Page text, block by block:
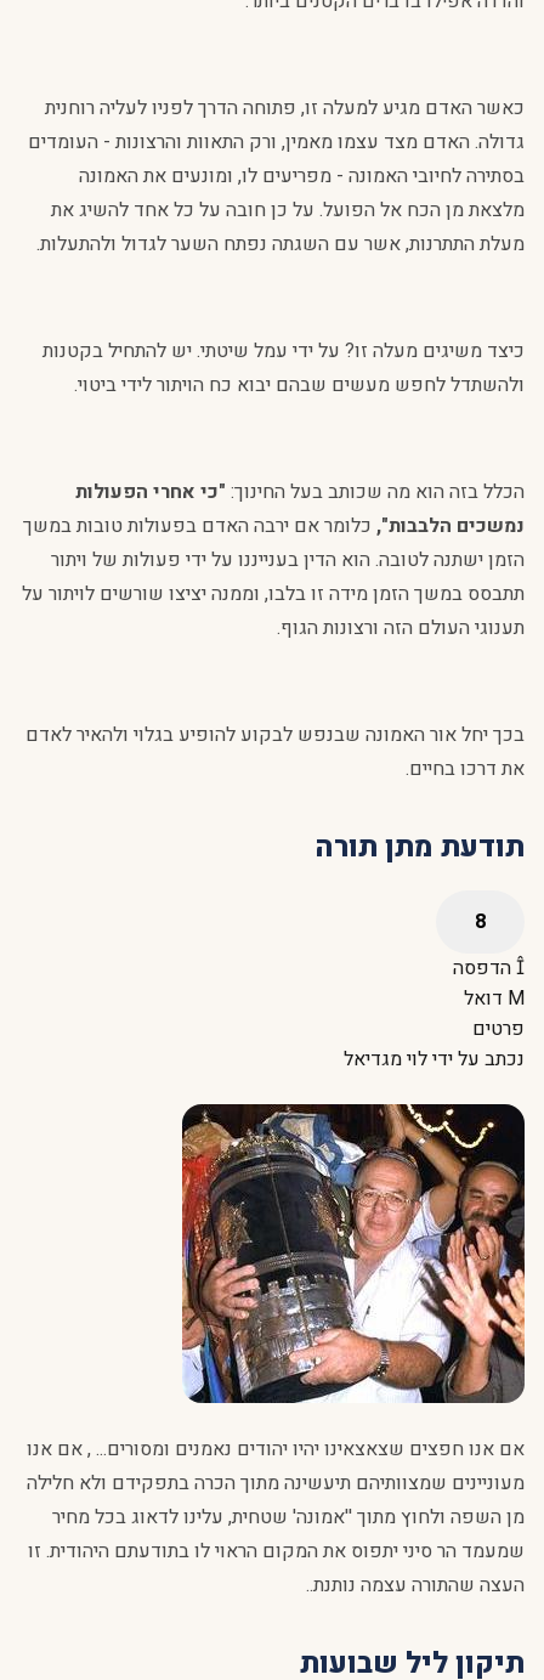
כאשר האדם מגיע למעלה זו, פתוחה הדרך לפניו לעליה רוחנית
גדולה. האדם מצד עצמו מאמין, ורק התאוות והרצונות - העומדים
בסתירה לחיובי האמונה - מפריעים לו, ומונעים את האמונה
מלצאת מן הכח אל הפועל. על כן חובה על כל אחד להשיג את
מעלת התתרנות, אשר עם השגתה נפתח השער לגדול ולהתעלות.
כיצד משיגים מעלה זו? על ידי עמל שיטתי. יש להתחיל בקטנות
ולהשתדל לחפש מעשים שבהם יבוא כח הויתור לידי ביטוי.
הכלל בזה הוא מה שכותב בעל החינוך: "כי אחרי הפעולות
נמשכים הלבבות", כלומר אם ירבה האדם בפעולות טובות במשך
הזמן ישתנה לטובה. הוא הדין בענייננו על ידי פעולות של ויתור
תתבסס במשך הזמן מידה זו בלבו, וממנה יציצו שורשים לויתור על
תענוגי העולם הזה ורצונות הגוף.
בכך יחל אור האמונה שבנפש לבקוע להופיע בגלוי ולהאיר לאדם
את דרכו בחיים.
תודעת מתן תורה
הדפסה
דואל
פרטים
נכתב על ידילוי מגדיאל
אם אנו חפצים שצאצאינו יהיו יהודים נאמנים ומסורים... , אם אנו
מעוניינים שמצוותיהם תיעשינה מתוך הכרה בתפקידם ולא חלילה
מן השפה ולחוץ מתוך ''אמונה' שטחית, עלינו לדאוג בכל מחיר
שמעמד הר סיני יתפוס את המקום הראוי לו בתודעתם היהודית. זו
העצה שהתורה עצמה נותנת..
תיקון ליל שבועות